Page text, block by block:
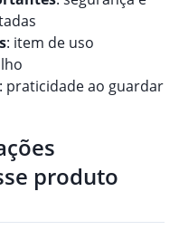
: item de uso
: praticidade ao guardar
produto